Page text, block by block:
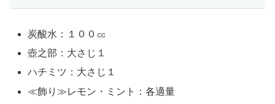
炭酸水：１００㏄
壺之部：大さじ１
ハチミツ：大さじ１
≪飾り≫レモン・ミント：各適量